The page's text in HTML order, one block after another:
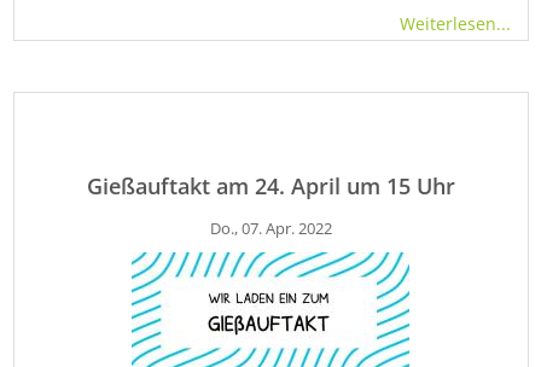
Weiterlesen...
Gießauftakt am 24. April um 15 Uhr
Do., 07. Apr. 2022